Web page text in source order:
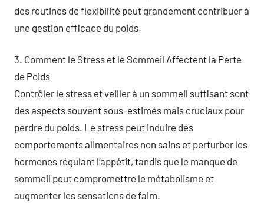
des routines de flexibilité peut grandement contribuer à
une gestion efficace du poids.
3. Comment le Stress et le Sommeil Affectent la Perte
de Poids
Contrôler le stress et veiller à un sommeil suffisant sont
des aspects souvent sous-estimés mais cruciaux pour
perdre du poids. Le stress peut induire des
comportements alimentaires non sains et perturber les
hormones régulant l’appétit, tandis que le manque de
sommeil peut compromettre le métabolisme et
augmenter les sensations de faim.